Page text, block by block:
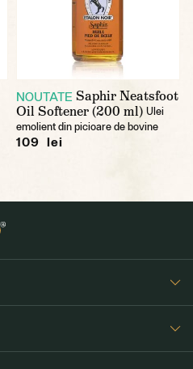
NOUTATE Saphir Neatsfoot
Oil Softener (200 ml) Ulei
emolient din picioare de bovine
109 lei